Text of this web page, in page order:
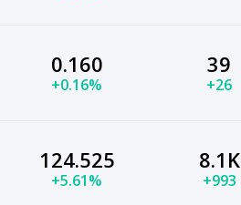
0.160
+0.16%
39
+26
124.525
+5.61%
8.1K
+993